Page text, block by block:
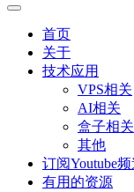
首页
关于
技术应用
VPS相关
AI相关
盒子相关
其他
订阅Youtube频
有用的资源